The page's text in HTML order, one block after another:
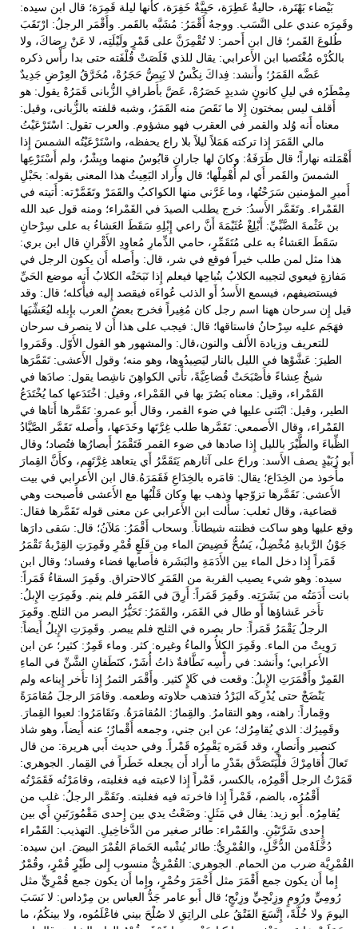
بَيْضاء بَهْتَرة، حاليةٌ عَطِرَة، حَيِيَّةٌ خَفِرَة، كأَنها ليلة قَمِرَة؛ قال ابن سيده:
وقَمِرَه عندي على النَّسَب. ووجهٌ أَقْمَرُ: مُشَبَّه بالقَمر. وأَقْمَر الرجلُ: ارْتَقَبَ
طُلوعَ القَمر؛ قال ابن أَحمر: لا تُقْمِرَنَّ على قَمْرٍ ولَيْلَتِه، لا عَنْ رِضاكَ، ولا
بالكُرْه مُغْتَصبا ابن الأَعرابي: يقال للذي قَلَصَتْ قُلْفَته حتى بدا رأْس ذكره
عَضَّه القَمَرُ؛ وأَنشد: فِداكَ نِكْسٌ لا يَبِضُّ حَجَرُهْ، مُخَرَّقُ العِرْضِ جَدِيدٌ
مِمْطَرُه في ليلِ كانونٍ شديدٍ خَصَرُهْ، عَضَّ بأَطرافِ الزُّبانى قَمَرُهْ يقول: هو
أَقلف ليس بمختون إِلا ما نَقَصَ منه القَمَرُ، وشبه قلفته بالزُّبانى، وقيل:
معناه أَنه وُلد والقمر في العقرب فهو مشؤوم. والعرب تقول: اسْتَرْعَيْتُ
مالي القَمَرَ إِذا تركته هَمَلاً ليلاً بلا راع يحفظه، واسْتَرْعَيْتُه الشمسَ إِذا
أَهْمَلته نهاراً؛ قال طَرَفَةُ: وكانَ لها جارانِ قابُوسُ منهما وبِشْرٌ، ولم أَسْتَرْعِها
الشمسَ والقَمر أَي لم أُهْمِلْها؛ قال وأَراد البَعِيثُ هذا المعنى بقوله: بحَبْلِ
أَميرِ المؤمنين سَرَحْتُها، وما غَرَّني منها الكواكبُ والقَمَرْ وتَقَمَّرْته: أَتيته في
القَمْراء. وتَقَمَّر الأَسدُ: خرج يطلب الصيدَ في القَمْراء؛ ومنه قول عبد الله
بن عَثْمةَ الضَّبِّيِّ: أَبْلِغْ عُثَيْمَةَ أَنَّ راعي إِبْلِهِ سَقَطَ العَشاءُ به على سِرْحانِ
سَقَطَ العَشاءُ به على مُتَقَمِّرٍ، حامي الذِّمارِ مُعاوِدِ الأَقْرانِ قال ابن بري:
هذا مثل لمن طلب خيراً فوقع في شر، قال: وأَصله أَن يكون الرجل في
مَفازةٍ فيعوي لتجيبه الكلابُ بنُباحِها فيعلم إِذا نَبَحَتْه الكلابُ أَنه موضع الحَيِّ
فيستضيفهم، فيسمع الأَسدُ أَو الذئب عُواءَه فيقصد إِليه فيأْكله؛ قال: وقد
قيل إِن سرحان ههنا اسم رجل كان مُغِيراً فخرج بعضُ العرب بإِبله ليُعَشِّيَها
فهَجَم عليه سِرْحانُ فاستاقها؛ قال: فيجب على هذا أَن لا ينصرف سرحان
للتعريف وزيادة الأَلف والنون،قال: والمشهور هو القول الأَوّل. وقَمَروا
الطيرَ: عَشَّوْها في الليل بالنار ليَصِيدُوها، وهو منه؛ وقول الأَعشى: تَقَمَّرَها
شيخٌ عِشاءً فأَصْبَحَتْ قُضاعِيَّةً، تأْتي الكواهِنَ ناشِصا يقول: صادَها في
القَمْراء، وقيل: معناه بَصُرَ بها في القَمْراء، وقيل: اخْتَدَعها كما يُخْتَدَعُ
الطير، وقيل: ابْتَنى عليها في ضوء القمر، وقال أَبو عمرو: تَقَمَّرها أَتاها في
القَمْراء، وقال الأَصمعي: تَقَمَّرها طلب غِرَّتَها وخَدَعها، وأَصله تَقَمَّر الصَّيَّادُ
الظِّباءَ والطَّيْرَ بالليل إِذا صادها في ضوء القمر فَتَقْمَرُ أَبصارُها فتُصاد؛ وقال
أَبو زُبَيْدٍ يصف الأَسد: وراحَ على آثارهم يَتَقَمَّرُ أَي يتعاهد غِرَّتَهم، وكأَنَّ القِمارَ
مأْخوذ من الخِدَاع؛ يقال: قامَره بالخِدَاعِ فَقَمَرَهُ.قال ابن الأَعرابي في بيت
الأَعشى: تَقَمَّرها تزوّجها وذهب بها وكان قَلْبُها مع الأَعشى فأَصبحت وهي
قضاعية، وقال ثعلب: سأَلت ابن الأَعرابي عن معنى قوله تَقَمَّرها فقال:
وقع عليها وهو ساكت فظنته شيطاناً. وسحاب أَقْمَرُ: مَلآنُ؛ قال: سَقى دارَها
جَوْنُ الرَّبابةِ مُخْضِلٌ، يَسُحُّ فَضِيضَ الماء مِن قَلَعٍ قُمْرِ وقَمِرَتِ القِرْبةُ تَقْمَرُ
قَمَراً إِذا دخل الماء بين الأَدَمَةِ والبَشَرة فأَصابها فضاء وفساد؛ وقال ابن
سيده: وهو شيء يصيب القربة من القَمَرِ كالاحتراق. وقَمِرَ السقاءُ قَمَراً:
بانت أَدَمَتُه من بَشَرَتِه. وقَمِرَ قَمَراً: أَرِقَ في القَمَر فلم ينم. وقَمِرَتِ الإِبلُ:
تأَخر عَشاؤها أَو طال في القَمَر، والقَمَرُ: تَحَيُّرُ البصر من الثلج. وقَمِرَ
الرجلُ يَقْمَرُ قَمَراً: حار بصره في الثلج فلم يبصر. وقَمِرَتِ الإِبلُ أَيضاً:
رَوِيتْ من الماء. وقَمِرَ الكلأُ والماءُ وغيره: كثر. وماء قَمِرٌ: كثير؛ عن ابن
الأَعرابي؛ وأَنشد: في رأْسِه نَطَّافةٌ ذاتُ أُشَرْ، كنَطَفانِ الشَّنِّ في الماءِ
القَمِرْ وأَقْمَرَتِ الإِبلُ: وقعت في كَلإٍ كثير. وأَقْمَر الثمرُ إِذا تأَخر إِيناعه ولم
يَنْضَجْ حتى يُدْرِكَه البَرْدُ فتذهب حلاوته وطعمه. وقامَرَ الرجلَ مُقامَرَةً
وقِماراً: راهنه، وهو التقامرُ. والقِمارُ: المُقامَرَةُ. وتَقَامَرُوا: لعبوا القِمارَ.
وقَمِيرُك: الذي يُقامِرُك؛ عن ابن جني، وجمعه أَقْمارٌ؛ عنه أَيضاً، وهو شاذ
كنصير وأَنصارٍ، وقد قَمَره يَقْمِرُه قَمْراً. وفي حديث أَبي هريرة: من قال
تَعالَ أُقامِرْكَ فلْيَتَصَدَّق بقَدْرِ ما أَراد أَن يجعله خَطَراً في القِمار. الجوهري:
قَمَرْتُ الرجل أَقْمِرُه، بالكسر، قَمْراً إِذا لاعبته فيه فغلبته، وقامَرْتُه فَقَمَرْتُه
أَقْمُرُه، بالضم، قَمْراً إِذا فاخرته فيه فغلبته. وتَقَمَّر الرجلُ: غلب من
يُقامِرُه. أَبو زيد: يقال في مَثَلٍ: وضَعْتُ يدي بين إِحدى مَقْمُورَتَينِ أَي بين
إِحدى شَرَّتَيْنِ. والقَمْراء: طائر صغير من الدَّخاخِيلِ. التهذيب: القَمْراء
دُخَّلَةٌمن الدُّخَّلِ، والقُمْرِيُّ: طائر يُشْبه الحَمامَ القُمْرَ البيضَ. ابن سيده:
القُمْرِيَّة ضرب من الحمام. الجوهري: القُمْرِيُّ منسوب إِلى طَيْرٍ قُمْرٍ، وقُمْرٌ
إِما أَن يكون جمع أَقْمَرَ مثل أَحْمَرَ وحُمْرٍ، وإِما أَن يكون جمع قُمْرِيٍّ مثل
رُومِيٍّ ورُومٍ وزِنْجِيٍّ وزِنْجٍ؛ قال أَبو عامر جَدُّ العباس بن مِرْداس: لا نَسَبَ
اليومَ ولا خُلَّةً، إِتَّسَعَ الفَتْقُ على الراتِقِ لا صُلْحَ بيني فاعْلَمُوه، ولا بينكُمُ، ما